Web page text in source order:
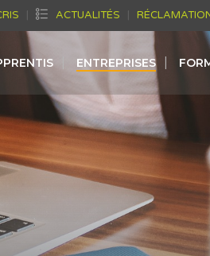
ACTUALITÉS
ENTREPRISES